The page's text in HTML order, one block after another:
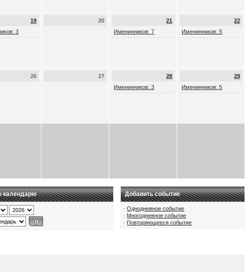
19
3
20
21
Именинников: 7
22
Именинников: 5
26 27
28
Именинников: 3
29
Именинников: 5
календарю Добавить событие
·Однодневное событие
· Многодневное событие
·Повторяющееся событие